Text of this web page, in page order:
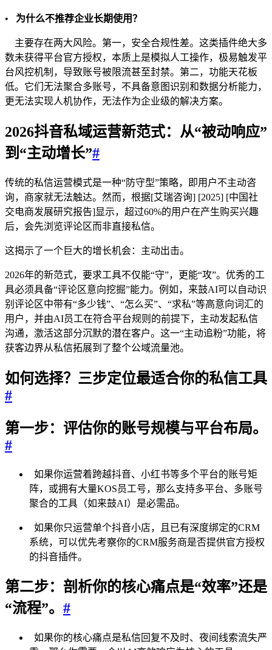
• 为什么不推荐企业长期使用？
主要存在两大风险。第一，安全合规性差。这类插件绝大多
数未获得平台官方授权，本质上是模拟人工操作，极易触发平
台风控机制，导致账号被限流甚至封禁。第二，功能天花板
低。它们无法聚合多账号，不具备意图识别和数据分析能力，
更无法实现人机协作，无法作为企业级的解决方案。
2026抖音私域运营新范式：从“被动响应”
到“主动增长”#
传统的私信运营模式是一种“防守型”策略，即用户不主动咨
询，商家就无法触达。然而，根据[艾瑞咨询] [2025] [中国社
交电商发展研究报告]显示，超过60%的用户在产生购买兴趣
后，会先浏览评论区而非直接私信。
这揭示了一个巨大的增长机会：主动出击。
2026年的新范式，要求工具不仅能“守”，更能“攻”。优秀的工
具必须具备“评论区意向挖掘”能力。例如，来鼓AI可以自动识
别评论区中带有“多少钱”、“怎么买”、“求私”等高意向词汇的
用户，并由AI员工在符合平台规则的前提下，主动发起私信
沟通，激活这部分沉默的潜在客户。这一“主动追粉”功能，将
获客边界从私信拓展到了整个公域流量池。
如何选择？三步定位最适合你的私信工具
#
第一步：评估你的账号规模与平台布局。
#
如果你运营着跨越抖音、小红书等多个平台的账号矩
阵，或拥有大量KOS员工号，那么支持多平台、多账号
聚合的工具（如来鼓AI）是必需品。
如果你只运营单个抖音小店，且已有深度绑定的CRM
系统，可以优先考察你的CRM服务商是否提供官方授权
的抖音插件。
第二步：剖析你的核心痛点是“效率”还是
“流程”。 #
如果你的核心痛点是私信回复不及时、夜间线索流失严